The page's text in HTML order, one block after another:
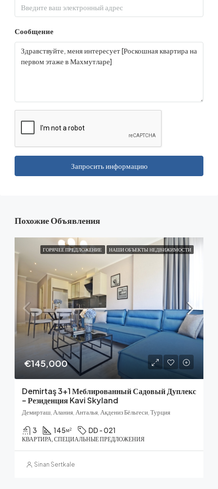
Сообщение
Запросить информацию
Похожие Объявления
ГОРЯЧЕЕ ПРЕДЛОЖЕНИЕ НАШИ ОБЪЕКТЫ НЕДВИЖИМОСТИ
€145,000
Demirtaş 3+1 Меблированный Садовый Дуплекс
– Резиденция Kavi Skyland
Демирташ, Алания, Анталья, Акдениз Бёльгеси, Турция
3 145м² DD - 021
КВАРТИРА, СПЕЦИАЛЬНЫЕ ПРЕДЛОЖЕНИЯ
Sinan Sertkale